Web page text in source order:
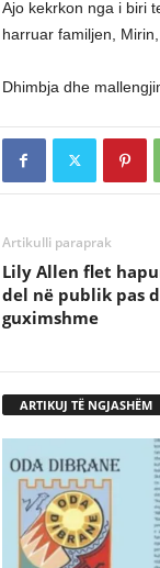
Ajo kekrkon nga i biri
harruar familjen,
Dhimbja dhe
Artikulli paraprak
Lily Allen flet
del në publik pas
guximshme
ARTIKUJ TË NGJASHËM